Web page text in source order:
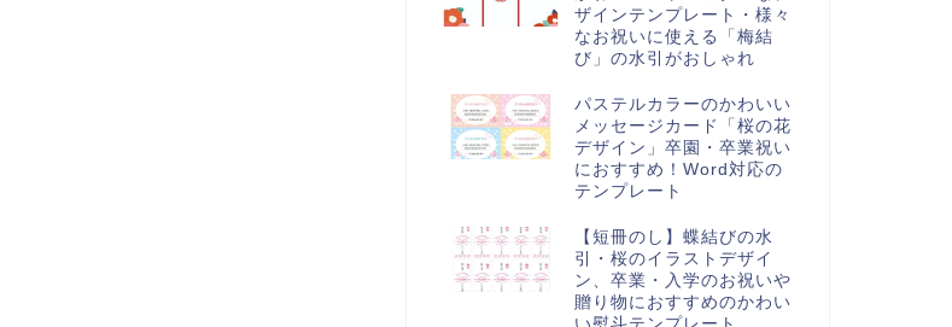
ザインテンプレート・様々
なお祝いに使える「梅結
び」の水引がおしゃれ
パステルカラーのかわいい
メッセージカード「桜の花
デザイン」卒園・卒業祝い
におすすめ！Word対応の
テンプレート
【短冊のし】蝶結びの水
引・桜のイラストデザイ
ン、卒業・入学のお祝いや
贈り物におすすめのかわい